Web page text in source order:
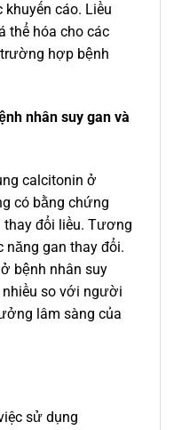
cáo. Liều
thể hóa cho các
hợp bệnh
nhân suy gan và
calcitonin ở
có bằng chứng
thay đổi liều. Tương
gan thay đổi.
bệnh nhân suy
so với người
lâm sàng của
sử dụng